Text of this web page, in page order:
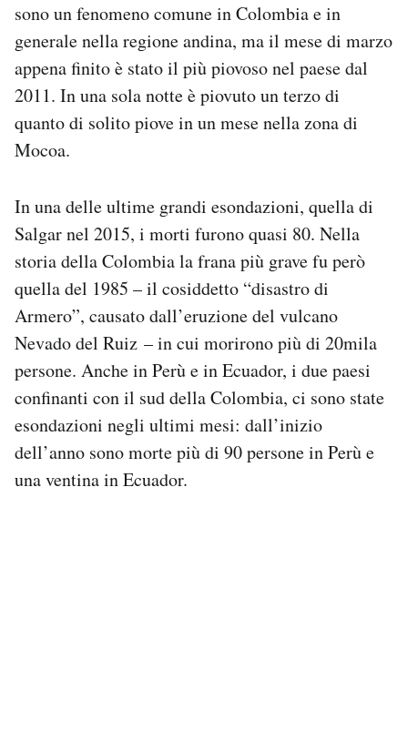
sono un fenomeno comune in Colombia e in
generale nella regione andina, ma il mese di marzo
appena finito è stato il più piovoso nel paese dal
2011. In una sola notte è piovuto un terzo di
quanto di solito piove in un mese nella zona di
Mocoa.
In una delle ultime grandi esondazioni, quella di
Salgar nel 2015, i morti furono quasi 80. Nella
storia della Colombia la frana più grave fu però
quella del 1985 – il cosiddetto “disastro di
Armero”, causato dall’eruzione del vulcano
Nevado del Ruiz – in cui morirono più di 20mila
persone. Anche in Perù e in Ecuador, i due paesi
confinanti con il sud della Colombia, ci sono state
esondazioni negli ultimi mesi: dall’inizio
dell’anno sono morte più di 90 persone in Perù e
una ventina in Ecuador.